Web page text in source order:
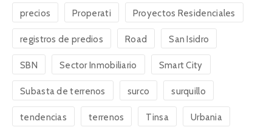
precios Properati Proyectos Residenciales
registros de predios Road San Isidro
SBN Sector Inmobiliario Smart City
Subasta de terrenos surco surquillo
tendencias terrenos Tinsa Urbania